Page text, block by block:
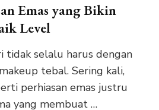
Emas yang Bikin
Level
tidak selalu harus dengan
tebal. Sering kali,
perhiasan emas justru
yang membuat …